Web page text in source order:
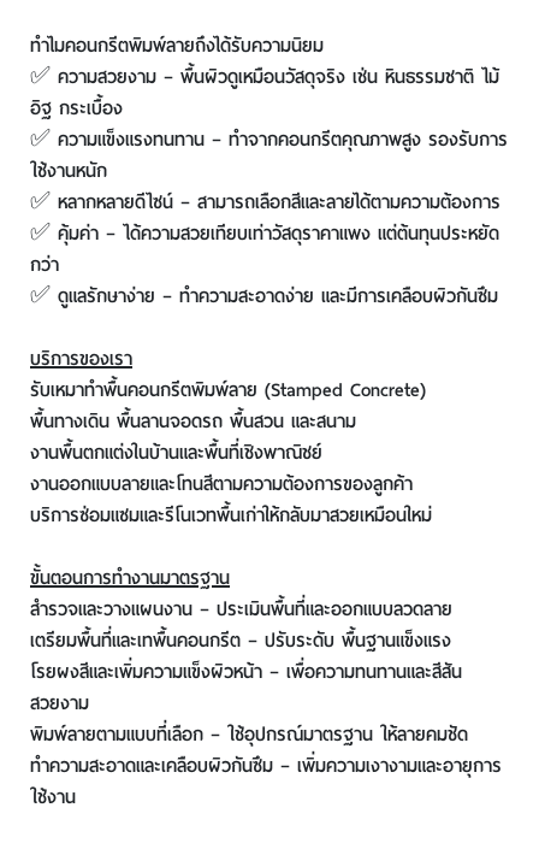
ทำไมคอนกรีตพิมพ์ลายถึงได้รับความนิยม
✅ ความสวยงาม – พื้นผิวดูเหมือนวัสดุจริง เช่น หินธรรมชาติ ไม้
อิฐ กระเบื้อง
✅ ความแข็งแรงทนทาน – ทำจากคอนกรีตคุณภาพสูง รองรับการ
ใช้งานหนัก
✅ หลากหลายดีไซน์ – สามารถเลือกสีและลายได้ตามความต้องการ
✅ คุ้มค่า – ได้ความสวยเทียบเท่าวัสดุราคาแพง แต่ต้นทุนประหยัด
กว่า
✅ ดูแลรักษาง่าย – ทำความสะอาดง่าย และมีการเคลือบผิวกันซึม
บริการของเรา
รับเหมาทำพื้นคอนกรีตพิมพ์ลาย (Stamped Concrete)
พื้นทางเดิน พื้นลานจอดรถ พื้นสวน และสนาม
งานพื้นตกแต่งในบ้านและพื้นที่เชิงพาณิชย์
งานออกแบบลายและโทนสีตามความต้องการของลูกค้า
บริการซ่อมแซมและรีโนเวทพื้นเก่าให้กลับมาสวยเหมือนใหม่
ขั้นตอนการทำงานมาตรฐาน
สำรวจและวางแผนงาน – ประเมินพื้นที่และออกแบบลวดลาย
เตรียมพื้นที่และเทพื้นคอนกรีต – ปรับระดับ พื้นฐานแข็งแรง
โรยผงสีและเพิ่มความแข็งผิวหน้า – เพื่อความทนทานและสีสัน
สวยงาม
พิมพ์ลายตามแบบที่เลือก – ใช้อุปกรณ์มาตรฐาน ให้ลายคมชัด
ทำความสะอาดและเคลือบผิวกันซึม – เพิ่มความเงางามและอายุการ
ใช้งาน